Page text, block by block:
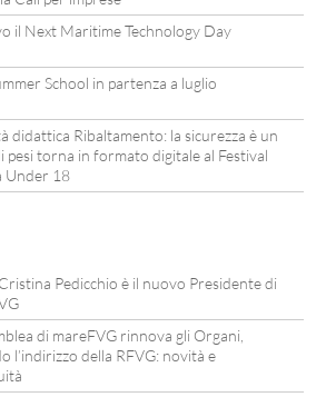
il Next Maritime Technology Day
School in partenza a luglio
didattica Ribaltamento: la sicurezza è un
pesi torna in formato digitale al Festival
Under 18
Pedicchio è il nuovo Presidente di
di mareFVG rinnova gli Organi,
l’indirizzo della RFVG: novità e